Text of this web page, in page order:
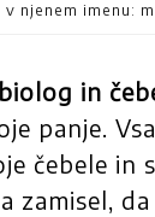
njenem imenu:
in
panje.
čebele in
zamisel,